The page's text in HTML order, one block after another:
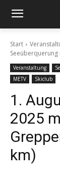
Start
Veranstaltung
METV
Skiclub
1.
2025
km)